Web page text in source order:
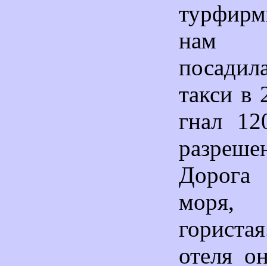
нам
такси в
гнал
моря,
отеля